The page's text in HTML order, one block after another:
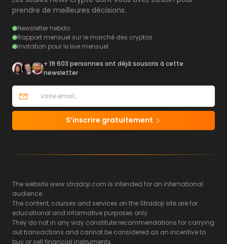
prendre de meilleures décisions.
Newsletter hebdo
Rapport mensuel sur le marché des cryptos
Invitation pour le live mensuel
+ 19 603 personnes ont déjà souscris à cette
newsletter
S’inscrire gratuitement
The website www.stradoji.com is intended for an international
audience.
The content, courses and services on the Stradoji site are for
educational and informative purposes only.
They do not in any way constitute recommendations for carrying
out transactions and cannot be considered as an incentive to
buy or sell financial instruments.